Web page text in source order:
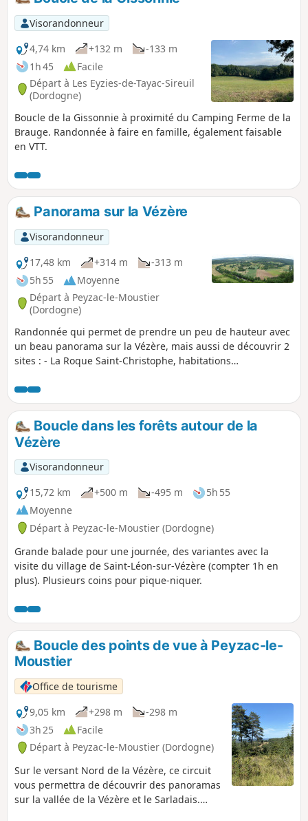
Visorandonneur
4,74 km
+132 m
-133 m
1h 45
Facile
Départ à Les Eyzies-de-Tayac-Sireuil
(Dordogne)
Boucle de la Gissonnie à proximité du Camping Ferme de la
Brauge. Randonnée à faire en famille, également faisable
en VTT.
Panorama sur la Vézère
Visorandonneur
17,48 km
+314 m
-313 m
5h 55
Moyenne
Départ à Peyzac-le-Moustier
(Dordogne)
Randonnée qui permet de prendre un peu de hauteur avec
un beau panorama sur la Vézère, mais aussi de découvrir 2
sites : - La Roque Saint-Christophe, habitations
kilomètre et haut de soixante mètres, - ainsi que le village
Saint-Léon-sur-Vézère, classé parmi les Plus Beaux Villages
de France.
Boucle dans les forêts autour de la
Vézère
Visorandonneur
15,72 km
+500 m -495 m
5h 55
Moyenne
Départ à Peyzac-le-Moustier (Dordogne)
Grande balade pour une journée, des variantes avec la
visite du village de Saint-Léon-sur-Vézère (compter 1h en
plus). Plusieurs coins pour pique-niquer.
Boucle des points de vue à Peyzac-le-
Moustier
Office de tourisme
9,05 km
+298 m
-298 m
3h 25
Facile
Départ à Peyzac-le-Moustier (Dordogne)
Sur le versant Nord de la Vézère, ce circuit
vous permettra de découvrir des panoramas
sur la vallée de la Vézère et le Sarladais.